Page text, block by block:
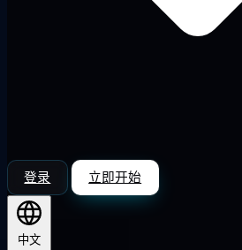
登录 立即开始
中文